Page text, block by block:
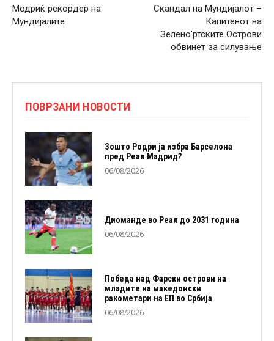
Модриќ рекордер на
Мундијалите
Скандал на Мундијалот –
Капитенот на
Зелено’ртските Острови
обвинет за силување
ПОВРЗАНИ НОВОСТИ
Зошто Родри ја избра Барселона
пред Реал Мадрид?
06/08/2026
Диоманде во Реал до 2031 година
06/08/2026
Победа над Фарски острови на
младите на македонски
ракометари на ЕП во Србија
06/08/2026